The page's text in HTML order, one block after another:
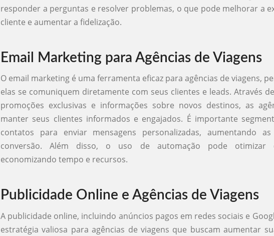
responder a perguntas e resolver problemas, o que pode melhorar a
cliente e aumentar a fidelização.
Email Marketing para Agências de Viagens
O email marketing é uma ferramenta eficaz para agências de viagens,
elas se comuniquem diretamente com seus clientes e leads. Através
promoções exclusivas e informações sobre novos destinos, as
manter seus clientes informados e engajados. É importante
contatos para enviar mensagens personalizadas, aumentando
conversão. Além disso, o uso de automação pode otimizar
economizando tempo e recursos.
Publicidade Online e Agências de Viagens
A publicidade online, incluindo anúncios pagos em redes sociais e
estratégia valiosa para agências de viagens que buscam aumentar